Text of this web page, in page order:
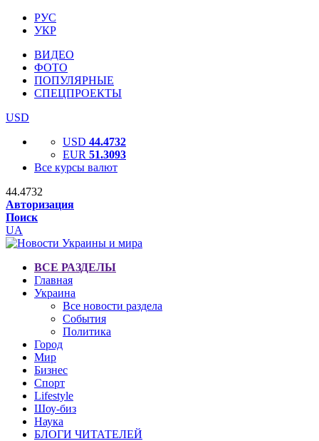
РУС
УКР
ВИДЕО
ФОТО
ПОПУЛЯРНЫЕ
СПЕЦПРОЕКТЫ
USD
USD 44.4732
EUR 51.3093
Все курсы валют
44.4732
Авторизация
Поиск
UA
ВСЕ РАЗДЕЛЫ
Главная
Украина
Все новости раздела
События
Политика
Город
Мир
Бизнес
Спорт
Lifestyle
Шоу-биз
Наука
БЛОГИ ЧИТАТЕЛЕЙ